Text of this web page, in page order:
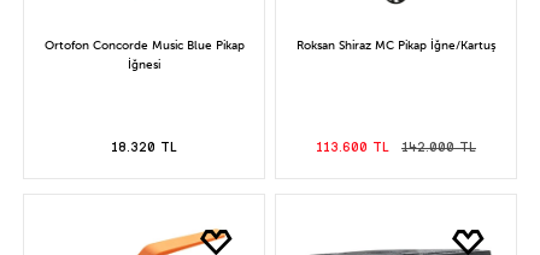
Ortofon Concorde Music Blue Pikap
İğnesi
18.320 TL
Roksan Shiraz MC Pikap İğne/Kartuş
113.600 TL 142.000 TL